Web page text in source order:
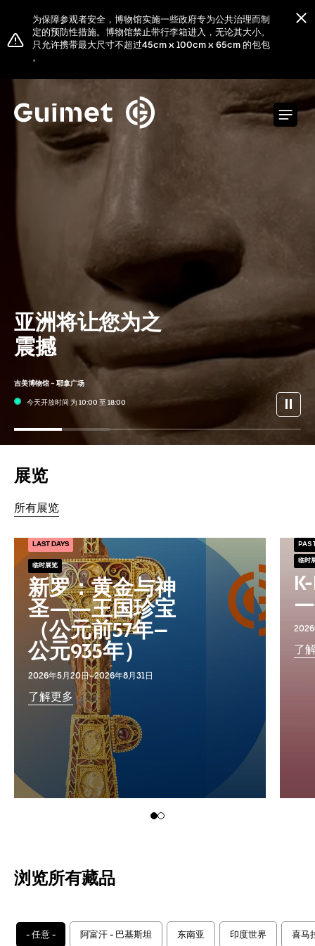
为保障参观者安全，博物馆实施一些政府专为公共治理而制
定的预防性措施。博物馆禁止带行李箱进入，无论其大小。
只允许携带最大尺寸不超过45cm x 100cm x 65cm 的包包
。
亚洲将让您为之
震撼
吉美博物馆 – 耶拿广场
今天开放时间 为 10:00 至 18:00
展览
所有展览
LAST DAYS
临时展览
新罗：黄金与神
圣——王国珍宝
（公元前57年–
公元935年）
2026年5月20日–2026年8月31日
了解更多
临时
2026
了
浏览所有藏品
- 任意 - 阿富汗 - 巴基斯坦 东南亚 印度世界 喜马